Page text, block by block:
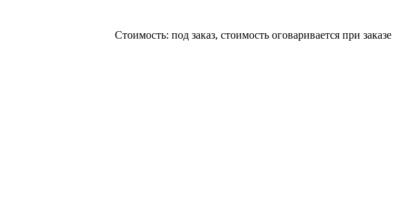
Стоимость: под заказ, стоимость оговаривается при заказе